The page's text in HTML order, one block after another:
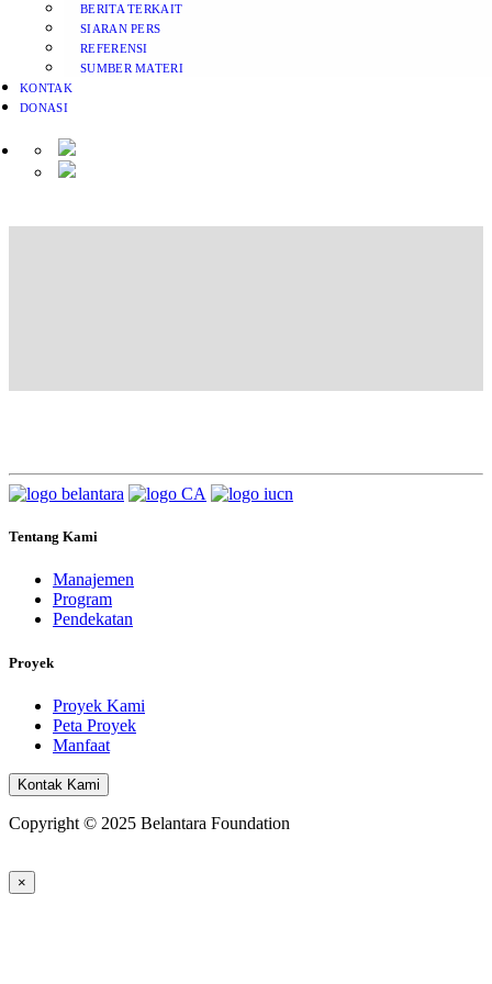
BERITA TERKAIT
SIARAN PERS
REFERENSI
SUMBER MATERI
KONTAK
DONASI
Tentang Kami
Manajemen
Program
Pendekatan
Proyek
Proyek Kami
Peta Proyek
Manfaat
Kontak Kami
Copyright © 2025 Belantara Foundation
×